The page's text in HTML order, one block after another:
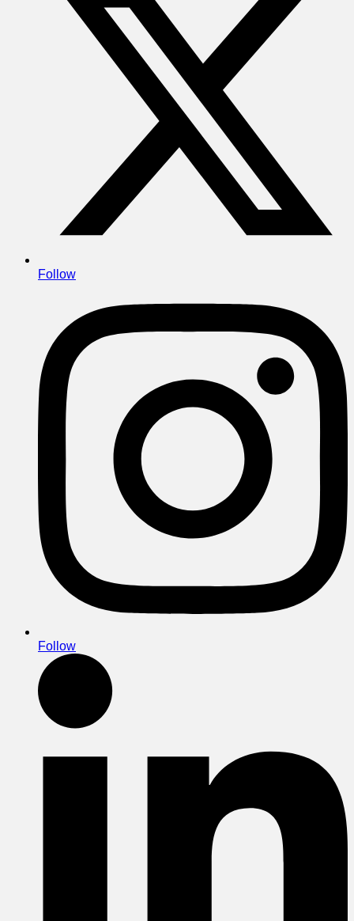
Follow
Follow